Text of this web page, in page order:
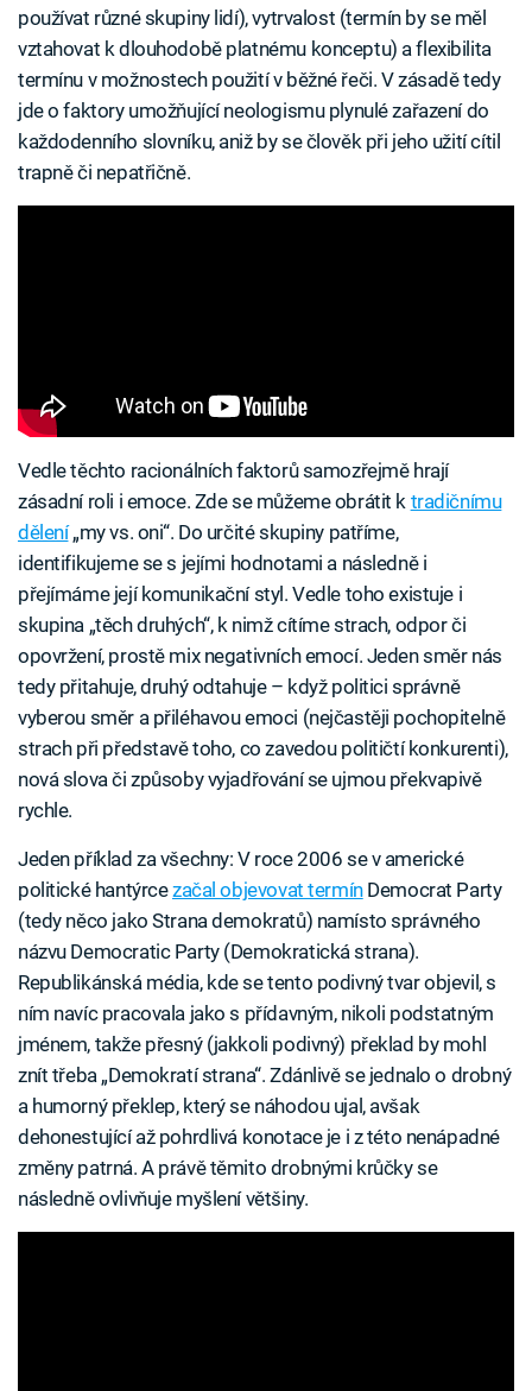
používat různé skupiny lidí), vytrvalost (termín by se měl
vztahovat k dlouhodobě platnému konceptu) a flexibilita
termínu v možnostech použití v běžné řeči. V zásadě tedy
jde o faktory umožňující neologismu plynulé zařazení do
každodenního slovníku, aniž by se člověk při jeho užití cítil
trapně či nepatřičně.
Vedle těchto racionálních faktorů samozřejmě hrají
zásadní roli i emoce. Zde se můžeme obrátit k tradičnímu
dělení„my vs. oni“. Do určité skupiny patříme,
identifikujeme se s jejími hodnotami a následně i
přejímáme její komunikační styl. Vedle toho existuje i
skupina „těch druhých“, k nimž cítíme strach, odpor či
opovržení, prostě mix negativních emocí. Jeden směr nás
tedy přitahuje, druhý odtahuje – když politici správně
vyberou směr a přiléhavou emoci (nejčastěji pochopitelně
strach při představě toho, co zavedou političtí konkurenti),
nová slova či způsoby vyjadřování se ujmou překvapivě
rychle.
Jeden příklad za všechny: V roce 2006 se v americké
politické hantýrcezačal objevovat termínDemocrat Party
(tedy něco jako Strana demokratů) namísto správného
názvu Democratic Party (Demokratická strana).
Republikánská média, kde se tento podivný tvar objevil, s
ním navíc pracovala jako s přídavným, nikoli podstatným
jménem, takže přesný (jakkoli podivný) překlad by mohl
znít třeba „Demokratí strana“. Zdánlivě se jednalo o drobný
a humorný překlep, který se náhodou ujal, avšak
dehonestující až pohrdlivá konotace je i z této nenápadné
změny patrná. A právě těmito drobnými krůčky se
následně ovlivňuje myšlení většiny.